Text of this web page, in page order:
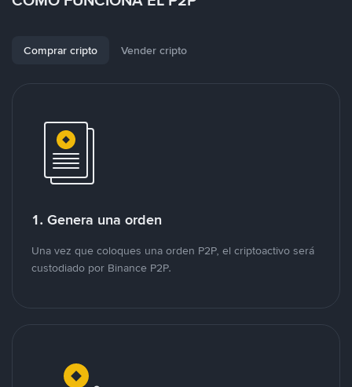
Comprar cripto Vender cripto
1. Genera una orden
Una vez que coloques una orden P2P, el criptoactivo será
custodiado por Binance P2P.